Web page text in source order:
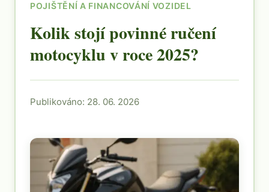
POJIŠTĚNÍ A FINANCOVÁNÍ VOZIDEL
Kolik stojí povinné ručení
motocyklu v roce 2025?
Publikováno: 28. 06. 2026